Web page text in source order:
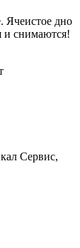
Ячеистое дно
и снимаются!
Сервис,